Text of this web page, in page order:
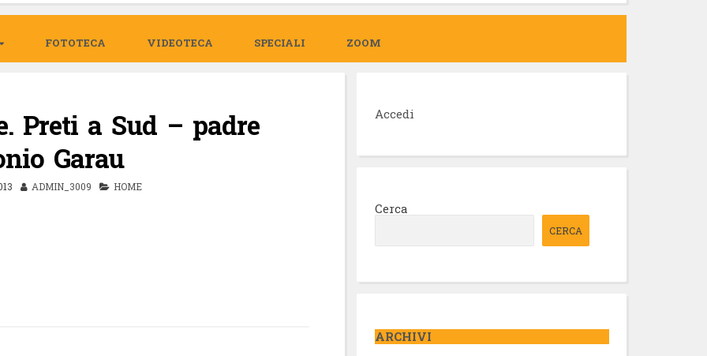
FOTOTECA VIDEOTECA SPECIALI ZOOM
Preti a Sud – padre
Garau
ADMIN_3009 HOME
Accedi
Cerca
CERCA
ARCHIVI